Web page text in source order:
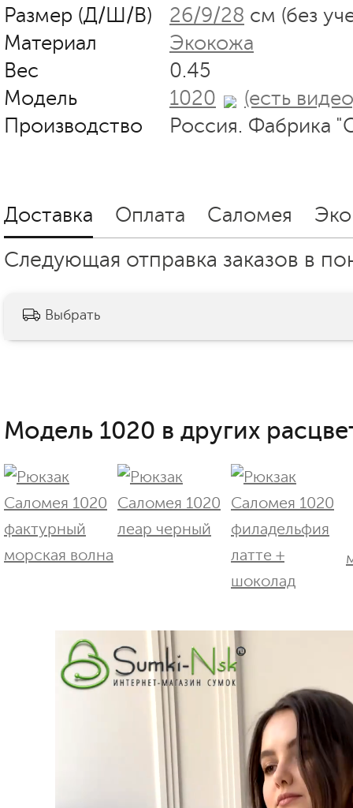
Размер (Д/Ш/В)
26/9/28 см (без
Материал
Экокожа
Вес
0.45
Модель
1020
(есть
Производство
Россия. Фабрика
Доставка Оплата Саломея
Следующая отправка заказов в
Выбрать
Модель 1020 в других